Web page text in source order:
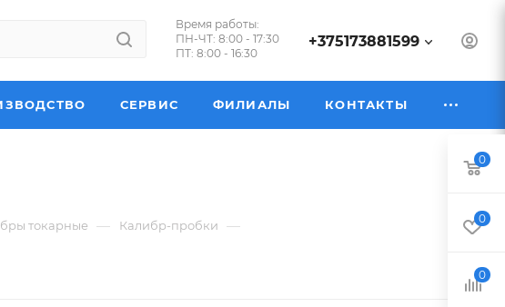
Время работы:
ПН-ЧТ: 8:00 - 17:30
ПТ: 8:00 - 16:30
+375173881599
СЕРВИС ФИЛИАЛЫ КОНТАКТЫ
токарные — Калибр-пробки —
0
0
0